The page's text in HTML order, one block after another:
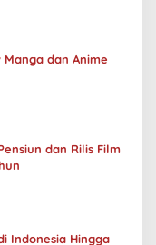
dan Anime
dan Rilis Film
Indonesia Hingga